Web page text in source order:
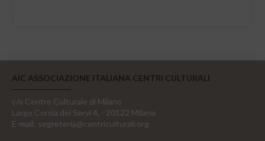
AIC ASSOCIAZIONE ITALIANA CENTRI CULTURALI
c/o Centro Culturale di Milano
Largo Corsia dei Servi 4, - 20122 Milano
E-mail: segreteria@centriculturali.org